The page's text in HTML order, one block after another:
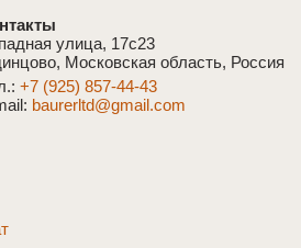
улица, 17с23
Московская область, Россия
+7 (925) 857-44-43
baurerltd@gmail.com